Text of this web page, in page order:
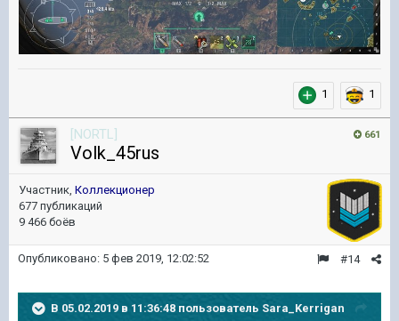
1 1
661
[NORTL]
Volk_45rus
Участник, Коллекционер
677 публикаций
9 466 боёв
#14
Опубликовано: 5 фев 2019, 12:02:52
В 05.02.2019 в 11:36:48 пользователь Sara_Kerrigan